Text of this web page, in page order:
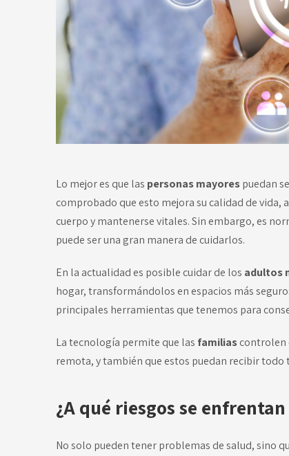
Lo mejor es que las personas mayorespuedan
comprobado que esto mejora su calidad de
cuerpo y mantenerse vitales. Sin embargo, es
puede ser una gran manera de cuidarlos.
En la actualidad es posible cuidar de los adultos
hogar, transformándolos en espacios más
principales herramientas que tenemos para
La tecnología permite que las familiascontrolen
remota, y también que estos puedan recibir
¿A qué riesgos se
No solo pueden tener problemas de salud, sino